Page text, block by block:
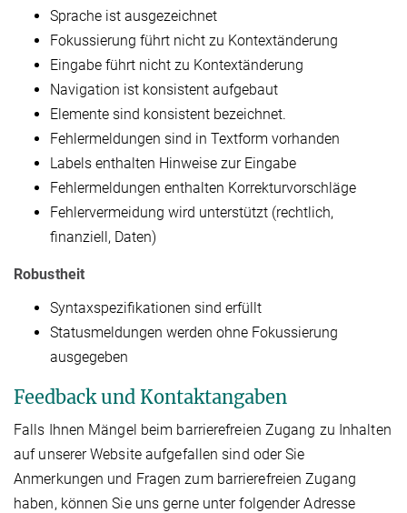
Sprache ist ausgezeichnet
Fokussierung führt nicht zu Kontextänderung
Eingabe führt nicht zu Kontextänderung
Navigation ist konsistent aufgebaut
Elemente sind konsistent bezeichnet.
Fehlermeldungen sind in Textform vorhanden
Labels enthalten Hinweise zur Eingabe
Fehlermeldungen enthalten Korrekturvorschläge
Fehlervermeidung wird unterstützt (rechtlich,
finanziell, Daten)
Robustheit
Syntaxspezifikationen sind erfüllt
Statusmeldungen werden ohne Fokussierung
ausgegeben
Feedback und Kontaktangaben
Falls Ihnen Mängel beim barrierefreien Zugang zu Inhalten
auf unserer Website aufgefallen sind oder Sie
Anmerkungen und Fragen zum barrierefreien Zugang
haben, können Sie uns gerne unter folgender Adresse